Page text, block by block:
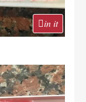
in it